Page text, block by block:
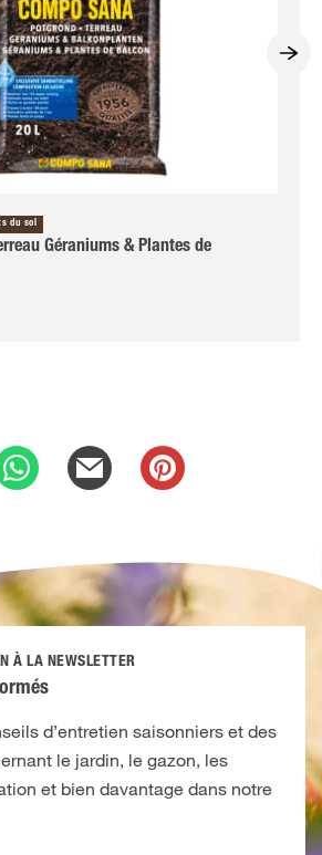
du sol
Géraniums & Plantes de
À LA NEWSLETTER
d’entretien saisonniers et des
le jardin, le gazon, les
et bien davantage dans notre